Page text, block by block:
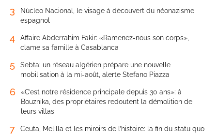
3
Núcleo Nacional, le visage à découvert du néonazisme
espagnol
4
Affaire Abderrahim Fakir: «Ramenez-nous son corps»,
clame sa famille à Casablanca
5
Sebta: un réseau algérien prépare une nouvelle
mobilisation à la mi-août, alerte Stefano Piazza
6
«C’est notre résidence principale depuis 30 ans»: à
Bouznika, des propriétaires redoutent la démolition de
leurs villas
7 Ceuta, Melilla et les miroirs de l’histoire: la fin du statu quo